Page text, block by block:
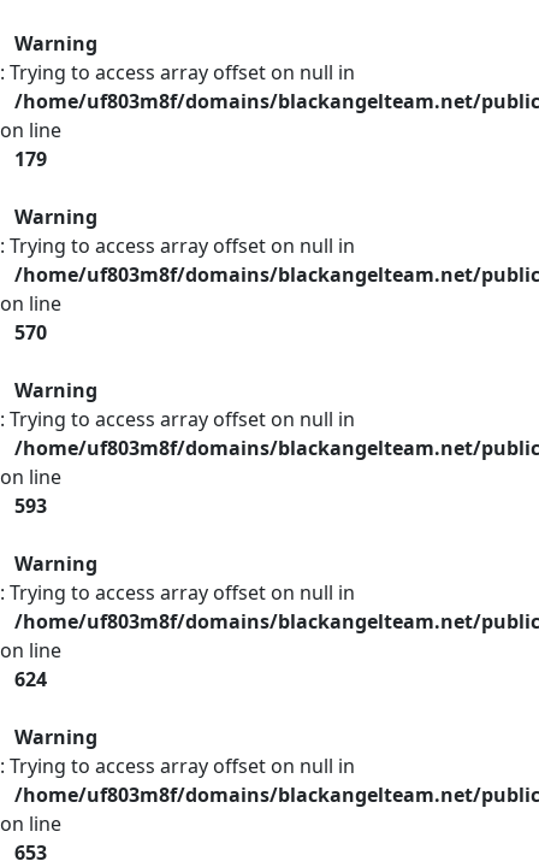
Warning
: Trying to access array offset on null in
/home/uf803m8f/domains/blackangelteam.net/
on line
179
Warning
: Trying to access array offset on null in
/home/uf803m8f/domains/blackangelteam.net/
on line
570
Warning
: Trying to access array offset on null in
/home/uf803m8f/domains/blackangelteam.net/
on line
593
Warning
: Trying to access array offset on null in
/home/uf803m8f/domains/blackangelteam.net/
on line
624
Warning
: Trying to access array offset on null in
/home/uf803m8f/domains/blackangelteam.net/
on line
653